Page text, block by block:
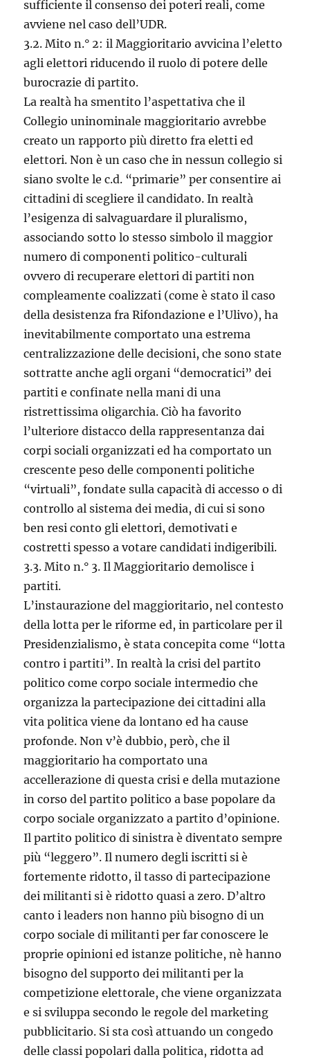
sufficiente il consenso dei poteri reali, come
avviene nel caso dell’UDR.
3.2. Mito n.° 2: il Maggioritario avvicina l’eletto
agli elettori riducendo il ruolo di potere delle
burocrazie di partito.
La realtà ha smentito l’aspettativa che il
Collegio uninominale maggioritario avrebbe
creato un rapporto più diretto fra eletti ed
elettori. Non è un caso che in nessun collegio si
siano svolte le c.d. “primarie” per consentire ai
cittadini di scegliere il candidato. In realtà
l’esigenza di salvaguardare il pluralismo,
associando sotto lo stesso simbolo il maggior
numero di componenti politico-culturali
ovvero di recuperare elettori di partiti non
compleamente coalizzati (come è stato il caso
della desistenza fra Rifondazione e l’Ulivo), ha
inevitabilmente comportato una estrema
centralizzazione delle decisioni, che sono state
sottratte anche agli organi “democratici” dei
partiti e confinate nella mani di una
ristrettissima oligarchia. Ciò ha favorito
l’ulteriore distacco della rappresentanza dai
corpi sociali organizzati ed ha comportato un
crescente peso delle componenti politiche
“virtuali”, fondate sulla capacità di accesso o di
controllo al sistema dei media, di cui si sono
ben resi conto gli elettori, demotivati e
costretti spesso a votare candidati indigeribili.
3.3. Mito n.° 3. Il Maggioritario demolisce i
partiti.
L’instaurazione del maggioritario, nel contesto
della lotta per le riforme ed, in particolare per il
Presidenzialismo, è stata concepita come “lotta
contro i partiti”. In realtà la crisi del partito
politico come corpo sociale intermedio che
organizza la partecipazione dei cittadini alla
vita politica viene da lontano ed ha cause
profonde. Non v’è dubbio, però, che il
maggioritario ha comportato una
accellerazione di questa crisi e della mutazione
in corso del partito politico a base popolare da
corpo sociale organizzato a partito d’opinione.
Il partito politico di sinistra è diventato sempre
più “leggero”. Il numero degli iscritti si è
fortemente ridotto, il tasso di partecipazione
dei militanti si è ridotto quasi a zero. D’altro
canto i leaders non hanno più bisogno di un
corpo sociale di militanti per far conoscere le
proprie opinioni ed istanze politiche, nè hanno
bisogno del supporto dei militanti per la
competizione elettorale, che viene organizzata
e si sviluppa secondo le regole del marketing
pubblicitario. Si sta così attuando un congedo
delle classi popolari dalla politica, ridotta ad